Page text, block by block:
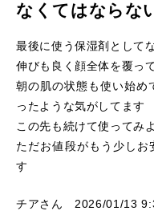
なくてはならな
最後に使う保湿剤として
伸びも良く顔全体を覆っ
朝の肌の状態も使い始め
ったような気がしてます
この先も続けて使ってみ
ただお値段がもう少しお
す
チアさん 2026/01/13